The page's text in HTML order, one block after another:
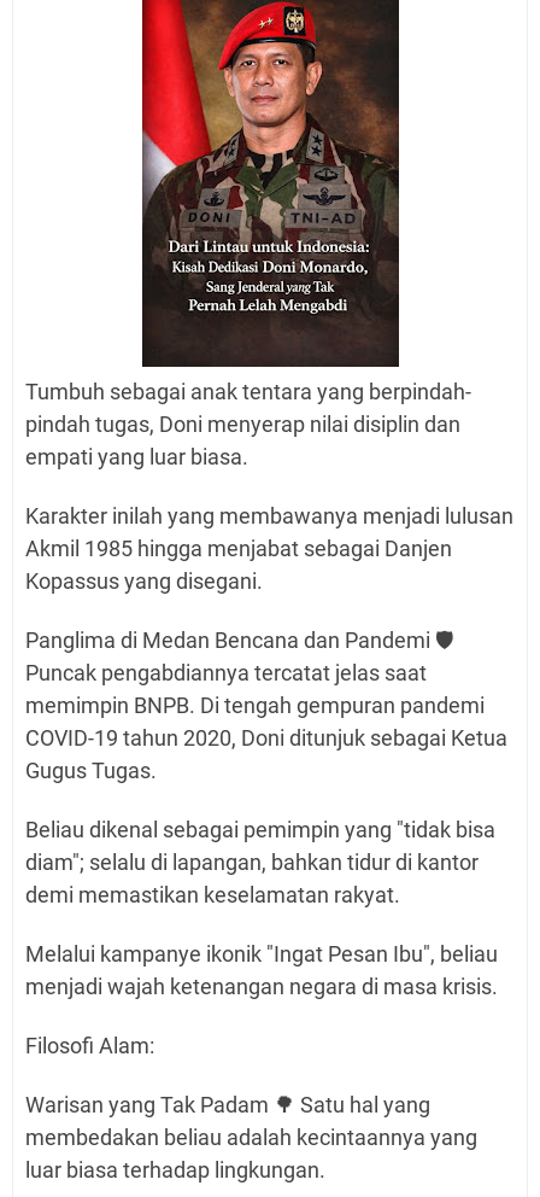
Tumbuh sebagai anak tentara yang berpindah-
pindah tugas, Doni menyerap nilai disiplin dan
empati yang luar biasa.
Karakter inilah yang membawanya menjadi lulusan
Akmil 1985 hingga menjabat sebagai Danjen
Kopassus yang disegani.
Panglima di Medan Bencana dan Pandemi 🛡️
Puncak pengabdiannya tercatat jelas saat
memimpin BNPB. Di tengah gempuran pandemi
COVID-19 tahun 2020, Doni ditunjuk sebagai Ketua
Gugus Tugas.
Beliau dikenal sebagai pemimpin yang "tidak bisa
diam"; selalu di lapangan, bahkan tidur di kantor
demi memastikan keselamatan rakyat.
Melalui kampanye ikonik "Ingat Pesan Ibu", beliau
menjadi wajah ketenangan negara di masa krisis.
Filosofi Alam:
Warisan yang Tak Padam 🌳 Satu hal yang
membedakan beliau adalah kecintaannya yang
luar biasa terhadap lingkungan.